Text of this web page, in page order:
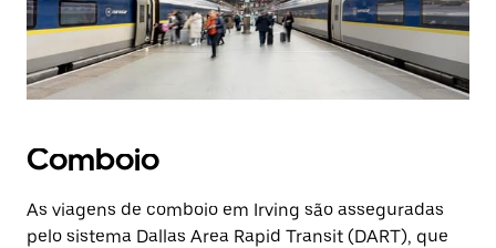
Comboio
As viagens de comboio em Irving são asseguradas
pelo sistema Dallas Area Rapid Transit (DART), que